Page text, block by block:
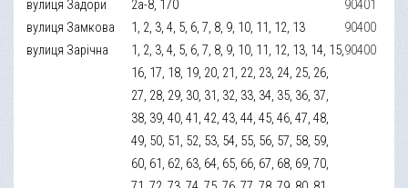
вулиця Задори
2а-8, 170
90401
вулиця Замкова
1, 2, 3, 4, 5, 6, 7, 8, 9, 10, 11, 12, 13
90400
вулиця Зарічна
1, 2, 3, 4, 5, 6, 7, 8, 9, 10, 11, 12, 13, 14, 15,
16, 17, 18, 19, 20, 21, 22, 23, 24, 25, 26,
27, 28, 29, 30, 31, 32, 33, 34, 35, 36, 37,
38, 39, 40, 41, 42, 43, 44, 45, 46, 47, 48,
49, 50, 51, 52, 53, 54, 55, 56, 57, 58, 59,
60, 61, 62, 63, 64, 65, 66, 67, 68, 69, 70,
90400